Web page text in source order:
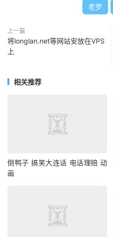
老罗
上一篇
将longlan.net等网站安放在VPS
上
相关推荐
倒鸭子 搞笑大连话 电话理赔 动
画